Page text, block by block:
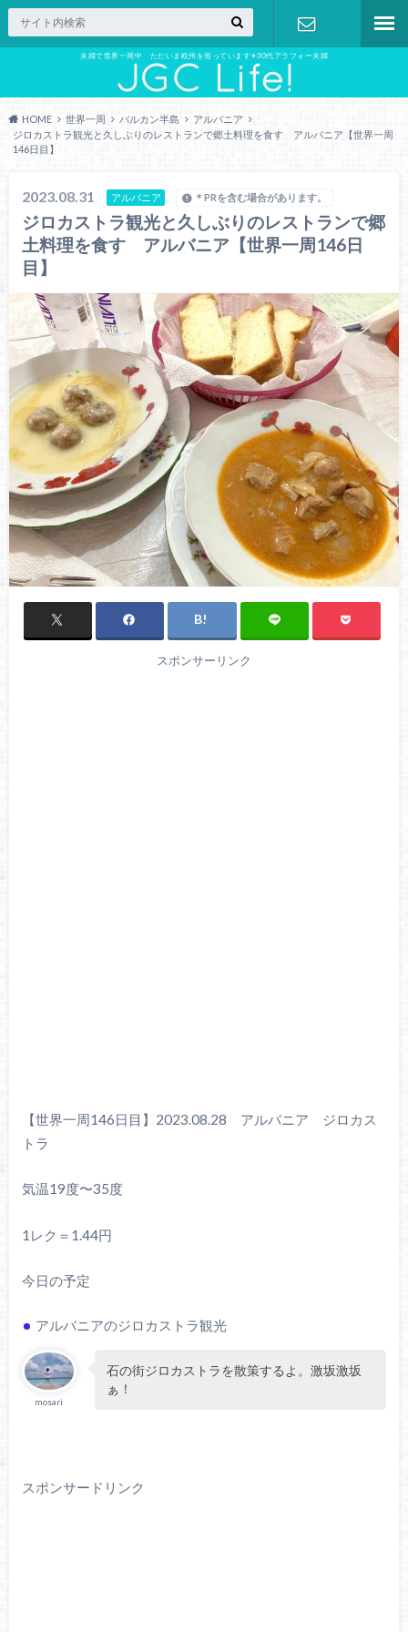
夫婦で世界一周中 ただいま欧州を巡っています✈︎30代アラフォー夫婦
お問い合わ
HOME 世界一周 バルカン半島
アルバニア
ジロカストラ観光と久しぶりのレストランで郷土料理を食す アルバニア【世界一周
146日目】
2023.08.31 アルバニア ＊PRを含む場合があります。
ジロカストラ観光と久しぶりのレストランで郷
土料理を食す アルバニア【世界一周146日
目】
スポンサーリンク
【世界一周146日目】2023.08.28 アルバニア ジロカス
トラ
気温19度〜35度
1レク＝1.44円
今日の予定
アルバニアのジロカストラ観光
mosari
石の街ジロカストラを散策するよ。激坂激坂
ぁ！
スポンサードリンク